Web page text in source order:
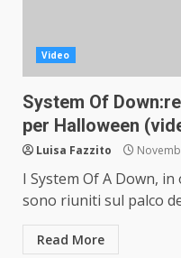
Video
System Of
per Halloween
Luisa Fazzito
I System Of A Down,
sono riuniti sul palco
Read More